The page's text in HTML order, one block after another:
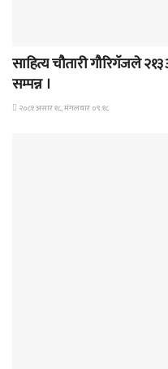
साहित्य चौतारी गौरिगॅजले
सम्पन्न ।
२०८१ असार १८, मंगलवार ०९:१८